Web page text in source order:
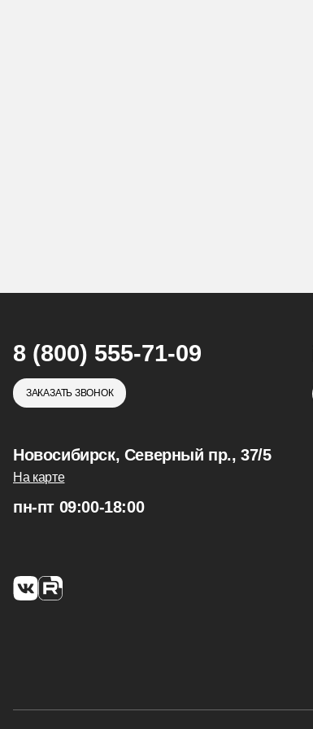
8 (800) 555-71-09
ЗАКАЗАТЬ ЗВОНОК
Новосибирск, Северный пр., 37/5
На карте
пн-пт 09:00-18:00